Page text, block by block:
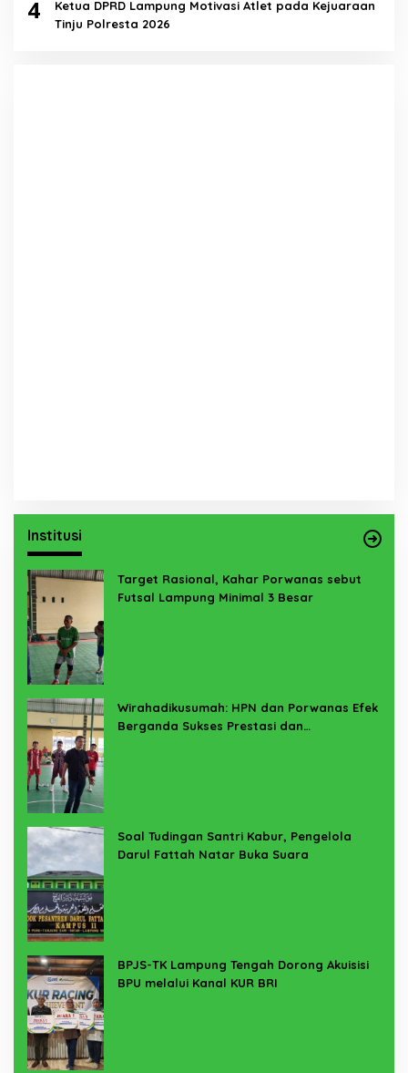
4
Ketua DPRD Lampung Motivasi Atlet pada Kejuaraan
Tinju Polresta 2026
Institusi
Target Rasional, Kahar Porwanas sebut
Futsal Lampung Minimal 3 Besar
Wirahadikusumah: HPN dan Porwanas Efek
Berganda Sukses Prestasi dan
Soal Tudingan Santri Kabur, Pengelola
Darul Fattah Natar Buka Suara
BPJS-TK Lampung Tengah Dorong Akuisisi
BPU melalui Kanal KUR BRI